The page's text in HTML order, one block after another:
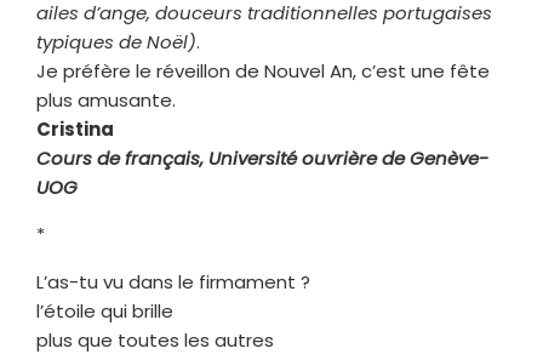
ailes d’ange, douceurs traditionnelles portugaises
typiques de Noël).
Je préfère le réveillon de Nouvel An, c’est une fête
plus amusante.
Cristina
Cours de français, Université ouvrière de Genève-
UOG
*
L’as-tu vu dans le firmament ?
l’étoile qui brille
plus que toutes les autres